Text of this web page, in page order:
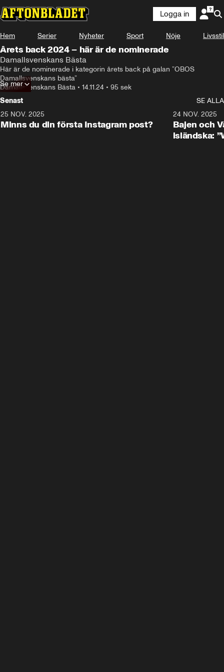
Logga in
Hem Serier Nyheter Sport Nöje Livsstil
Årets back 2024 – här är de nominerade
Damallsvenskans Bästa
Här är de nominerade i kategorin årets back på galan ”OBOS
Damallsvenskans bästa”
Damallsvenskans Bästa • 14.11.24 • 95 sek
Se mer
Senast
SE ALLA
25 NOV. 2025
Minns du din första Instagram post?
24 NOV. 2025
Bajen och
isländska: